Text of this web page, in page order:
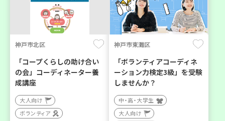
神戸市北区
「コープくらしの助け合い
の会」コーディネーター養
成講座
大人向け
ボランティア
神戸市東灘区
「ボランティアコーディネ
ーション力検定3級」を受験
しませんか？
中・高・大学生
大人向け